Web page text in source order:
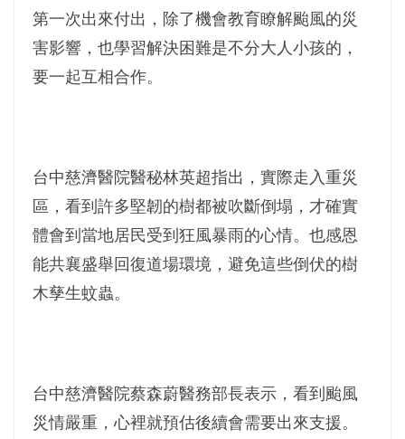
第一次出來付出，除了機會教育瞭解颱風的災
害影響，也學習解決困難是不分大人小孩的，
要一起互相合作。
台中慈濟醫院醫秘林英超指出，實際走入重災
區，看到許多堅韌的樹都被吹斷倒塌，才確實
體會到當地居民受到狂風暴雨的心情。也感恩
能共襄盛舉回復道場環境，避免這些倒伏的樹
木孳生蚊蟲。
台中慈濟醫院蔡森蔚醫務部長表示，看到颱風
災情嚴重，心裡就預估後續會需要出來支援。